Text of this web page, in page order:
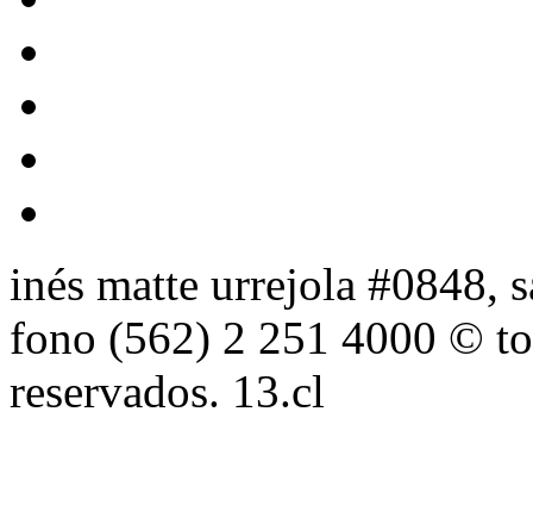
inés matte urrejola #0848,
fono (562) 2 251 4000 ©
reservados. 13.cl